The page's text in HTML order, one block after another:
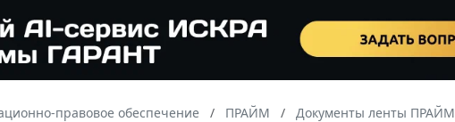
правовое обеспечение ПРАЙМ Документы ленты ПРАЙМ